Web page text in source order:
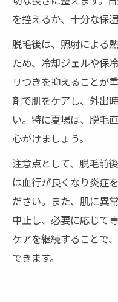
を控えるか、十分な保
脱毛後は、照射による
ため、冷却ジェルや保
リつきを抑えることが
剤で肌をケアし、外出
い。特に夏場は、脱毛
心がけましょう。
注意点として、脱毛前
は血行が良くなり炎症
ださい。また、肌に異
中止し、必要に応じて
ケアを継続することで
できます。